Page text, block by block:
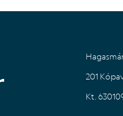
201
Kt.